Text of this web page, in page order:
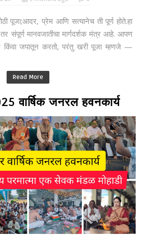
पूजा;आदर, प्रेम आणि सत्यानेच ती पूर्ण होते.हा
संपूर्ण मानवजातीचा मार्गदर्शक मंत्र आहे. आपण
किंवा जपातून करतो, परंतु खरी पूजा म्हणजे —
Read More
वार्षिक जनरल हवनकार्य